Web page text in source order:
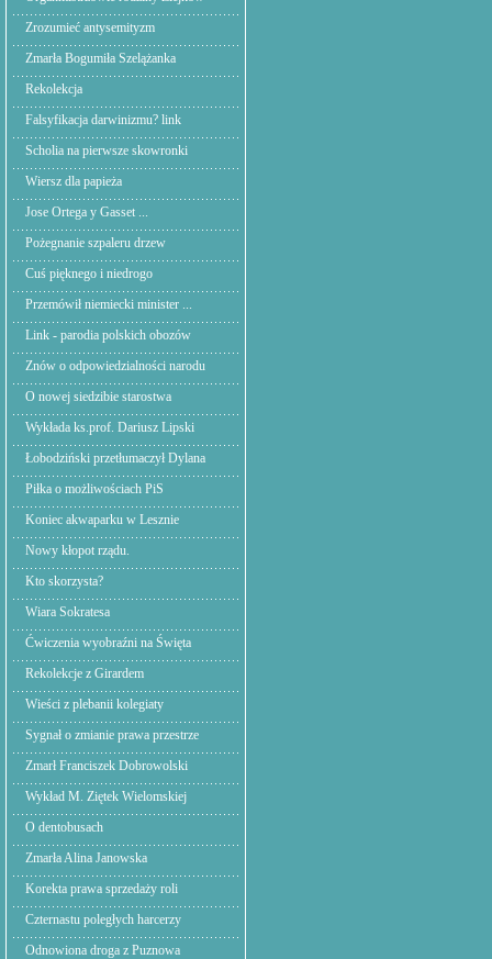
Zrozumieć antysemityzm
Zmarła Bogumiła Szelążanka
Rekolekcja
Falsyfikacja darwinizmu? link
Scholia na pierwsze skowronki
Wiersz dla papieża
Jose Ortega y Gasset ...
Pożegnanie szpaleru drzew
Cuś pięknego i niedrogo
Przemówił niemiecki minister ...
Link - parodia polskich obozów
Znów o odpowiedzialności narodu
O nowej siedzibie starostwa
Wykłada ks.prof. Dariusz Lipski
Łobodziński przetłumaczył Dylana
Piłka o możliwościach PiS
Koniec akwaparku w Lesznie
Nowy kłopot rządu.
Kto skorzysta?
Wiara Sokratesa
Ćwiczenia wyobraźni na Święta
Rekolekcje z Girardem
Wieści z plebanii kolegiaty
Sygnał o zmianie prawa przestrze
Zmarł Franciszek Dobrowolski
Wykład M. Ziętek Wielomskiej
O dentobusach
Zmarła Alina Janowska
Korekta prawa sprzedaży roli
Czternastu poległych harcerzy
Odnowiona droga z Puznowa